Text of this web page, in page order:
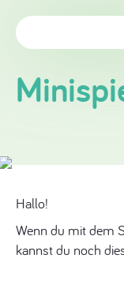
Hallo!
Wenn du mit dem
kannst du noch